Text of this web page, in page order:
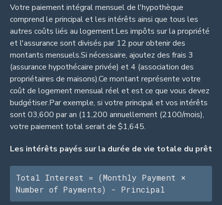
Votre paiement intégral mensuel de l'hypothèque
comprend le principal et les intérêts ainsi que tous les
autres coûts liés au logement.Les impôts sur la propriété
et l'assurance sont divisés par 12 pour obtenir des
montants mensuels.Si nécessaire, ajoutez des frais 3
(assurance hypothécaire privée) et 4 (association des
propriétaires de maisons).Ce montant représente votre
coût de logement mensual réel et est ce que vous devez
budgétiser.Par exemple, si votre principal et vos intérêts
sont 03,600 par an (11,200 annuellement (2100/mois),
votre paiement total serait de $1,645.
Les intérêts payés sur la durée de vie totale du prêt
Total Interest = (Monthly Payment ×
Number of Payments) - Principal